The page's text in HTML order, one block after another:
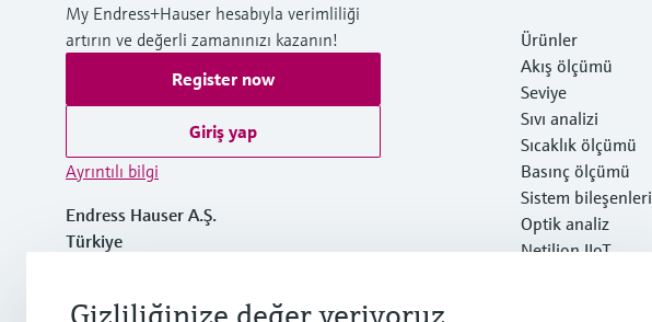
My Endress+Hauser hesabıyla verimliliği
artırın ve değerli zamanınızı kazanın!
Register now
Giriş yap
Ayrıntılı bilgi
Endress Hauser A.Ş.
Türkiye
+90 (212) 403 6300
Ürünler
Akış ölçümü
Seviye
Sıvı analizi
Sıcaklık ölçümü
Basınç ölçümü
Sistem bileşenleri
Optik analiz
Netilion IIoT